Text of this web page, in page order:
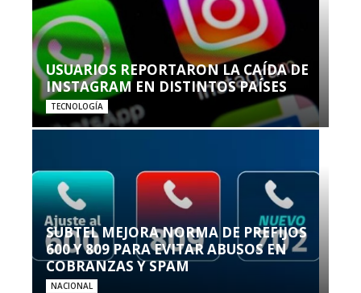
USUARIOS REPORTARON LA CAÍDA DE
INSTAGRAM EN DISTINTOS PAÍSES
TECNOLOGÍA
SUBTEL MEJORA NORMA DE PREFIJOS
600 Y 809 PARA EVITAR ABUSOS EN
COBRANZAS Y SPAM
NACIONAL